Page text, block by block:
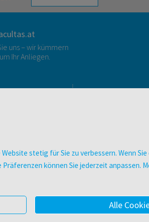
uns – wir kümmern
Ihr Anliegen.
Club
stetig für Sie zu verbessern. Wenn
können Sie jederzeit anpassen.
Alle